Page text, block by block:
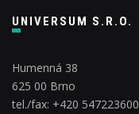
UNIVERSUM S.R.O.
Humenná 38
625 00 Brno
tel./fax: +420 547223600